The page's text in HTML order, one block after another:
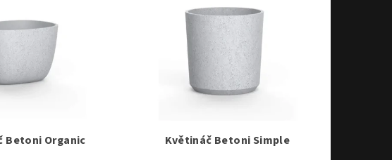
Betoni Organic Květináč Betoni Simple